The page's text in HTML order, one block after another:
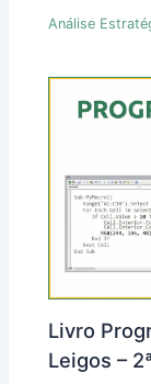
Análise
Livro
Leigos –